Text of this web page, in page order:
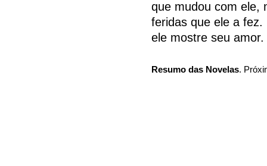
que mudou com ele,
feridas que ele a
ele mostre seu amor.
Resumo das Novelas.